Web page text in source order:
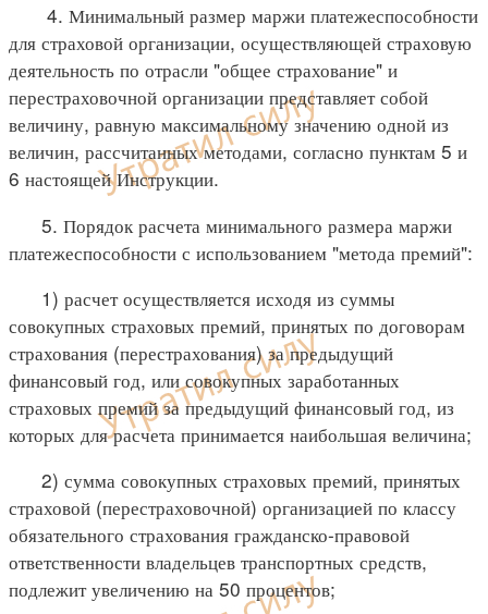
4. Минимальный размер маржи платежеспособности
для страховой организации, осуществляющей страховую
деятельность по отрасли "общее страхование" и
перестраховочной организации представляет собой
величину, равную максимальному значению одной из
величин, рассчитанных методами, согласно пунктам 5 и
6 настоящей Инструкции.
5. Порядок расчета минимального размера маржи
платежеспособности с использованием "метода премий":
1) расчет осуществляется исходя из суммы
совокупных страховых премий, принятых по договорам
страхования (перестрахования) за предыдущий
финансовый год, или совокупных заработанных
страховых премий за предыдущий финансовый год, из
которых для расчета принимается наибольшая величина;
2) сумма совокупных страховых премий, принятых
страховой (перестраховочной) организацией по классу
обязательного страхования гражданско-правовой
ответственности владельцев транспортных средств,
подлежит увеличению на 50 процентов;